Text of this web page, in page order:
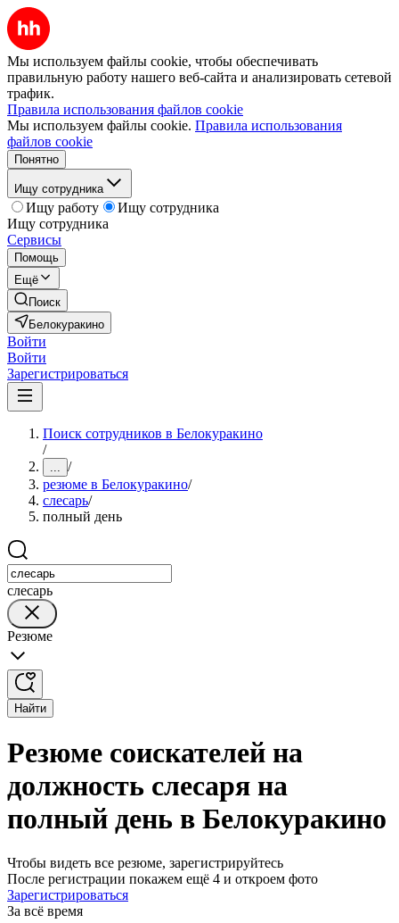
Мы используем файлы cookie, чтобы обеспечивать
правильную работу нашего веб-сайта и анализировать сетевой
трафик.
Правила использования файлов cookie
Мы используем файлы cookie. Правила использования
файлов cookie
Понятно
Ищу сотрудника
Ищу работу
Ищу сотрудника
Ищу сотрудника
Сервисы
Помощь
Ещё
Поиск
Белокуракино
Войти
Войти
Зарегистрироваться
Поиск сотрудников в Белокуракино
/
... /
резюме в Белокуракино/
слесарь/
полный день
слесарь
Резюме
Найти
Резюме соискателей на
должность слесаря на
полный день в Белокуракино
Чтобы видеть все резюме, зарегистрируйтесь
После регистрации покажем ещё 4 и откроем фото
Зарегистрироваться
За всё время